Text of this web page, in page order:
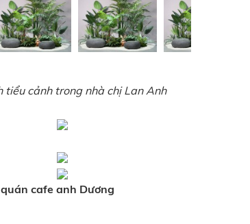
tiểu cảnh trong nhà chị Lan Anh
cafe anh Dương